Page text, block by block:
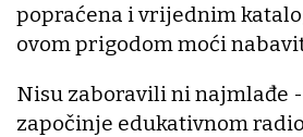
popraćena i vrijednim
ovom prigodom moći
Nisu zaboravili ni najmlađe
započinje edukativnom